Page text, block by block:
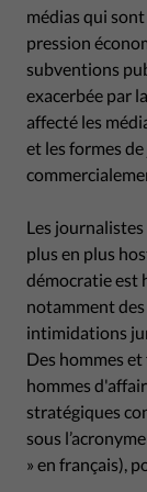
médias qui
pression
subventions
exacerbée par
affecté les
et les formes
Les
plus en plus
démocratie est
notamment
intimidations
Des hommes
hommes
stratégiques
sous
» en français),